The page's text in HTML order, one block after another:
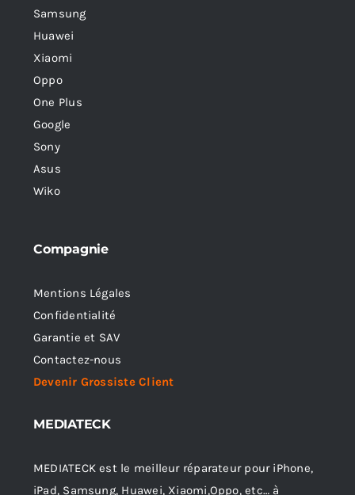
Samsung
Huawei
Xiaomi
Oppo
One Plus
Google
Sony
Asus
Wiko
Compagnie
Mentions Légales
Confidentialité
Garantie et SAV
Contactez-nous
Devenir Grossiste Client
MEDIATECK
MEDIATECK est le meilleur réparateur pour iPhone,
iPad, Samsung, Huawei, Xiaomi,Oppo, etc… à